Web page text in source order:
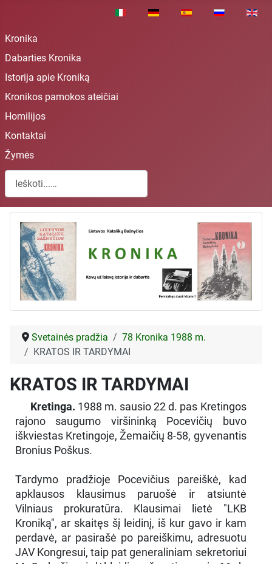
Pasirinkite savo kalbą
Kronika
Dabarties Kronika
Istorija apie Kroniką
Kronikos pamokos ateičiai
Homilijos
Kontaktai
Žymės
Paieška
Svetainės pradžia
78 Kronika 1988 m.
KRATOS IR TARDYMAI
KRATOS IR TARDYMAI
Kretinga. 1988 m. sausio 22 d. pas Kretingos
rajono saugumo viršininką Pocevičių buvo
iškviestas Kretingoje, Žemaičių 8-58, gyvenantis
Bronius Poškus.
Tardymo pradžioje Pocevičius pareiškė, kad
apklausos klausimus paruošė ir atsiuntė
Vilniaus prokuratūra. Klausimai lietė "LKB
Kroniką", ar skaitęs šį leidinį, iš kur gavo ir kam
perdavė, ar pasirašė po pareiškimu, adresuotu
JAV Kongresui, taip pat generaliniam sekretoriui